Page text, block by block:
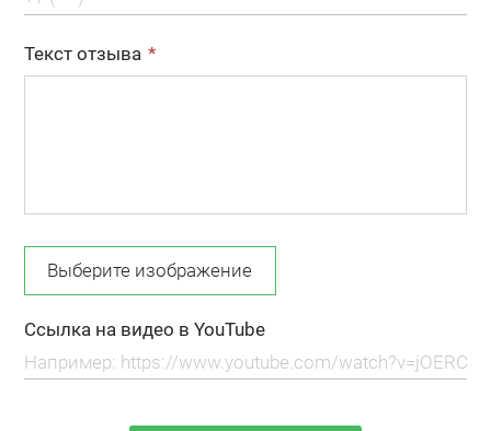
Текст отзыва
Выберите изображение
Ссылка на видео в YouTube